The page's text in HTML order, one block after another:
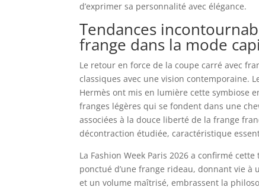
d’exprimer sa personnalité avec élégance.
Tendances
frange dans la mode
Le retour en force de la coupe carré avec
classiques avec une vision contemporaine.
Hermès ont mis en lumière cette symbiose
franges légères qui se fondent dans une
associées à la douce liberté de la frange
décontraction étudiée, caractéristique
La Fashion Week Paris 2026 a confirmé
ponctué d’une frange rideau, donnant vie
et un volume maîtrisé, embrassent la